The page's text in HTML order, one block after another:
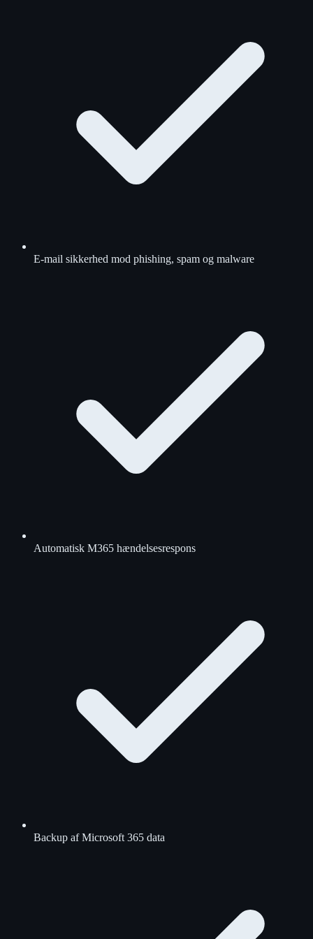
E-mail sikkerhed mod phishing, spam og malware
Automatisk M365 hændelsesrespons
Backup af Microsoft 365 data